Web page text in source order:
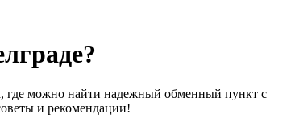
где можно найти надежный обменный пункт с
и рекомендации!